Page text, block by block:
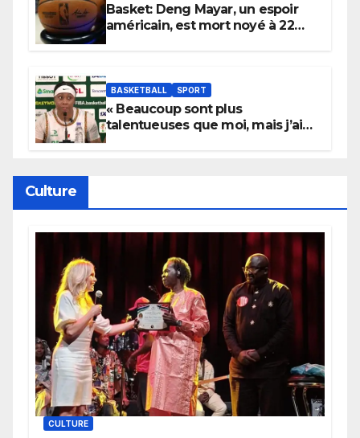
Basket: Deng Mayar, un espoir
américain, est mort noyé à 22
BASKETBALL SPORT
« Beaucoup sont plus
talentueuses que moi, mais j’ai
Culture
CULTURE